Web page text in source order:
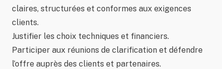
claires, structurées et conformes aux exigences
clients.
Justifier les choix techniques et financiers.
Participer aux réunions de clarification et défendre
l’offre auprès des clients et partenaires.